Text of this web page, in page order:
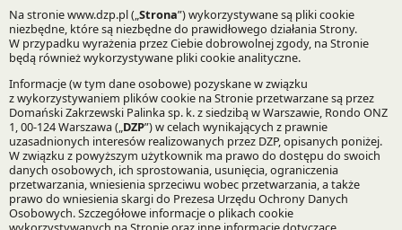
27.05.2015
Bądź na bieżąco z DZP
Zapisz